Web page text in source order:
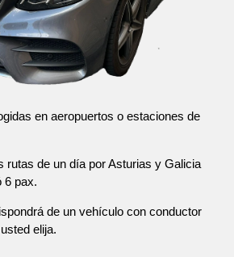
en aeropuertos o estaciones de
rutas de un día por Asturias y Galicia
6 pax.
de un vehículo con conductor
elija.